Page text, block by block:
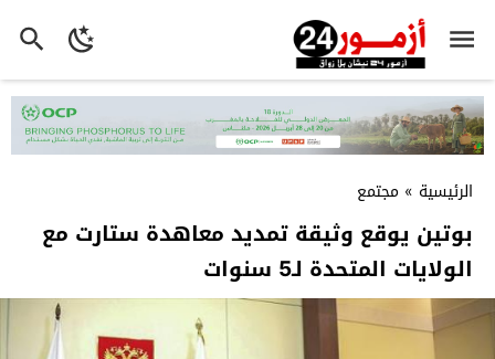
الرئيسية » مجتمع
بوتين يوقع وثيقة تمديد معاهدة ستارت مع
الولايات المتحدة لـ5 سنوات